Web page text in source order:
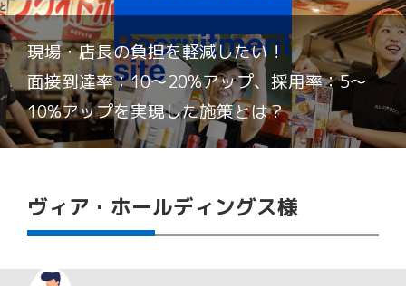
現場・店長の負担を軽減したい！
面接到達率：10～20%アップ、採用率：5～
10%アップを実現した施策とは？
ヴィア・ホールディングス様